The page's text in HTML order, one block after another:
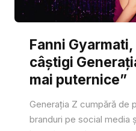
Fanni
câștigi
mai puternice”
Generația Z cumpără de
branduri pe social media